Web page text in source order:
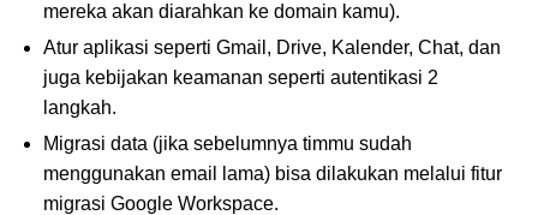
mereka akan diarahkan ke domain kamu).
Atur aplikasi seperti Gmail, Drive, Kalender, Chat, dan
juga kebijakan keamanan seperti autentikasi 2
langkah.
Migrasi data (jika sebelumnya timmu sudah
menggunakan email lama) bisa dilakukan melalui fitur
migrasi Google Workspace.